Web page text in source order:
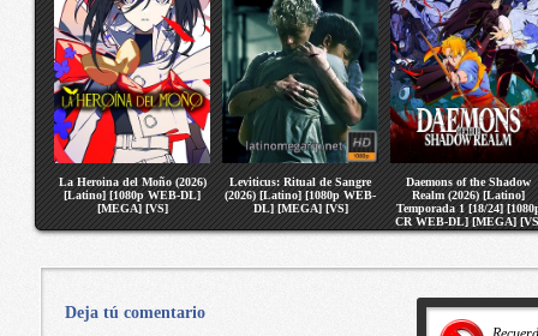
La Heroina del Moño (2026)
[Latino] [1080p WEB-DL]
[MEGA] [VS]
Leviticus: Ritual de Sangre
(2026) [Latino] [1080p WEB-
DL] [MEGA] [VS]
Daemons of the Shadow
Realm (2026) [Latino]
Temporada 1 [18/24]
CR WEB-DL] [MEGA]
Deja tú comentario